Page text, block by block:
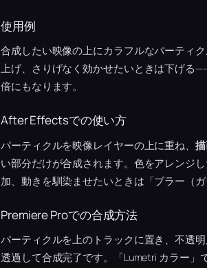
使用例
合成したい映像の上にカラフルなパーティ
上げ、さりげなく効かせたいときは下げる
倍にもなります。
After Effectsでの使い方
パーティクルを映像レイヤーの上に重ね、
い部分だけが合成されます。色をアレンジ
加、動きを馴染ませたいときは「ブラー（
Premiere Proでの合成方法
パーティクルを上のトラックに置き、不透
透過して合成完了です。「Lumetri カラー